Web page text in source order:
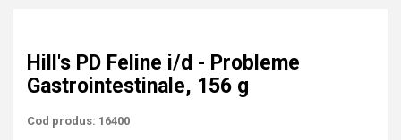
Hill's PD Feline i/d - Probleme
Gastrointestinale, 156 g
Cod produs: 16400